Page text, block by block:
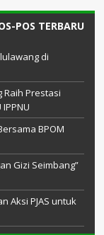
POS TERBARU
di
Raih Prestasi
BPOM
Gizi Seimbang”
Aksi PJAS untuk